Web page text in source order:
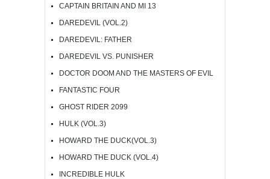
CAPTAIN BRITAIN AND MI 13
DAREDEVIL (VOL.2)
DAREDEVIL: FATHER
DAREDEVIL VS. PUNISHER
DOCTOR DOOM AND THE MASTERS OF EVIL
FANTASTIC FOUR
GHOST RIDER 2099
HULK (VOL.3)
HOWARD THE DUCK(VOL.3)
HOWARD THE DUCK (VOL.4)
INCREDIBLE HULK